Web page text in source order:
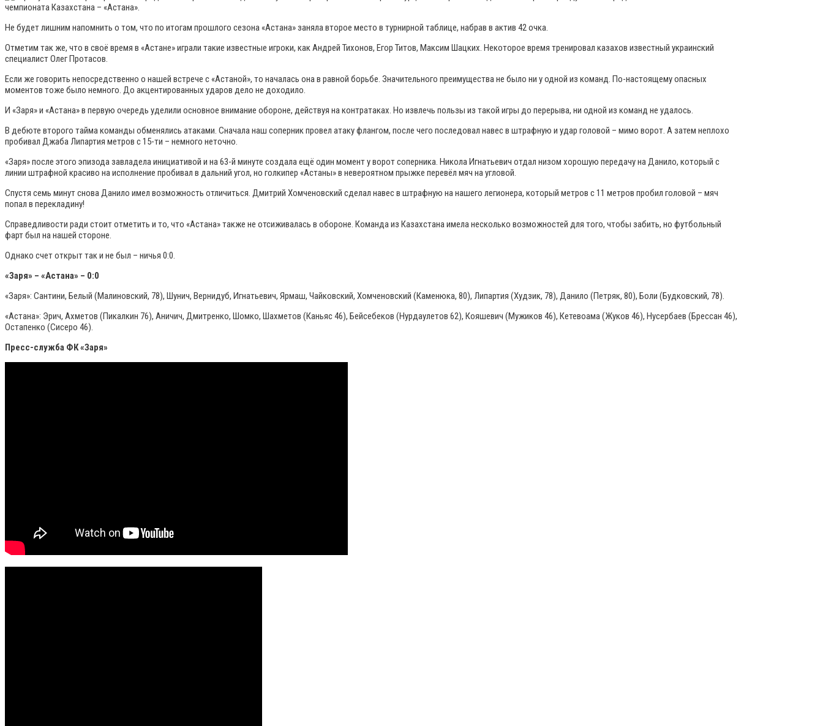
чемпионата Казахстана – «Астана».
Не будет лишним напомнить о том, что по итогам прошлого сезона «Астана» заняла второе место в турнирной таблице, набрав в актив 42 очка.
Отметим так же, что в своё время в «Астане» играли такие известные игроки, как Андрей Тихонов, Егор Титов, Максим Шацких. Некоторое время тренировал казахов известный украинский
специалист Олег Протасов.
Если же говорить непосредственно о нашей встрече с «Астаной», то началась она в равной борьбе. Значительного преимущества не было ни у одной из команд. По-настоящему опасных
моментов тоже было немного. До акцентированных ударов дело не доходило.
И «Заря» и «Астана» в первую очередь уделили основное внимание обороне, действуя на контратаках. Но извлечь пользы из такой игры до перерыва, ни одной из команд не удалось.
В дебюте второго тайма команды обменялись атаками. Сначала наш соперник провел атаку флангом, после чего последовал навес в штрафную и удар головой – мимо ворот. А затем неплохо
пробивал Джаба Липартия метров с 15-ти – немного неточно.
«Заря» после этого эпизода завладела инициативой и на 63-й минуте создала ещё один момент у ворот соперника. Никола Игнатьевич отдал низом хорошую передачу на Данило, который с
линии штрафной красиво на исполнение пробивал в дальний угол, но голкипер «Астаны» в невероятном прыжке перевёл мяч на угловой.
Спустя семь минут снова Данило имел возможность отличиться. Дмитрий Хомченовский сделал навес в штрафную на нашего легионера, который метров с 11 метров пробил головой – мяч
попал в перекладину!
Справедливости ради стоит отметить и то, что «Астана» также не отсиживалась в обороне. Команда из Казахстана имела несколько возможностей для того, чтобы забить, но футбольный
фарт был на нашей стороне.
Однако счет открыт так и не был – ничья 0:0.
«Заря» – «Астана» – 0:0
«Заря»: Сантини, Белый (Малиновский, 78), Шунич, Вернидуб, Игнатьевич, Ярмаш, Чайковский, Хомченовский (Каменюка, 80), Липартия (Худзик, 78), Данило (Петряк, 80), Боли (Будковский, 78).
«Астана»: Эрич, Ахметов (Пикалкин 76), Аничич, Дмитренко, Шомко, Шахметов (Каньяс 46), Бейсебеков (Нурдаулетов 62), Кояшевич (Мужиков 46), Кетевоама (Жуков 46), Нусербаев (Брессан 46),
Остапенко (Сисеро 46).
Пресс-служба ФК «Заря»